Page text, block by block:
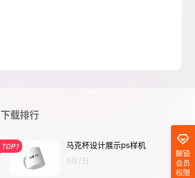
解锁
会员
权限
下载排行
TOP1 马克杯设计展示ps样机
6月7日